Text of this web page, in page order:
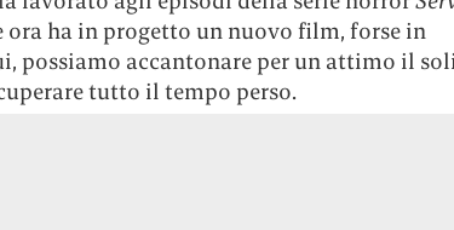
ora ha in progetto un nuovo film, forse in
possiamo accantonare per un attimo il
tutto il tempo perso.